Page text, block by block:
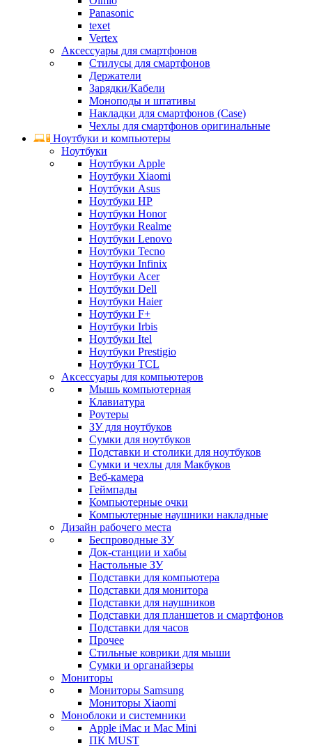
Panasonic
texet
Vertex
Аксессуары для смартфонов
Стилусы для смартфонов
Держатели
Зарядки/Кабели
Моноподы и штативы
Накладки для смартфонов (Case)
Чехлы для смартфонов оригинальные
Ноутбуки и компьютеры
Ноутбуки
Ноутбуки Apple
Ноутбуки Xiaomi
Ноутбуки Asus
Ноутбуки HP
Ноутбуки Honor
Ноутбуки Realme
Ноутбуки Lenovo
Ноутбуки Tecno
Ноутбуки Infinix
Ноутбуки Acer
Ноутбуки Dell
Ноутбуки Haier
Ноутбуки F+
Ноутбуки Irbis
Ноутбуки Itel
Ноутбуки Prestigio
Ноутбуки TCL
Аксессуары для компьютеров
Мышь компьютерная
Клавиатура
Роутеры
ЗУ для ноутбуков
Сумки для ноутбуков
Подставки и столики для ноутбуков
Сумки и чехлы для Макбуков
Веб-камера
Геймпады
Компьютерные очки
Компьютерные наушники накладные
Дизайн рабочего места
Беспроводные ЗУ
Док-станции и хабы
Настольные ЗУ
Подставки для компьютера
Подставки для монитора
Подставки для наушников
Подставки для планшетов и смартфонов
Подставки для часов
Прочее
Стильные коврики для мыши
Сумки и органайзеры
Мониторы
Мониторы Samsung
Мониторы Xiaomi
Моноблоки и системники
Apple iMac и Mac Mini
ПК MUST